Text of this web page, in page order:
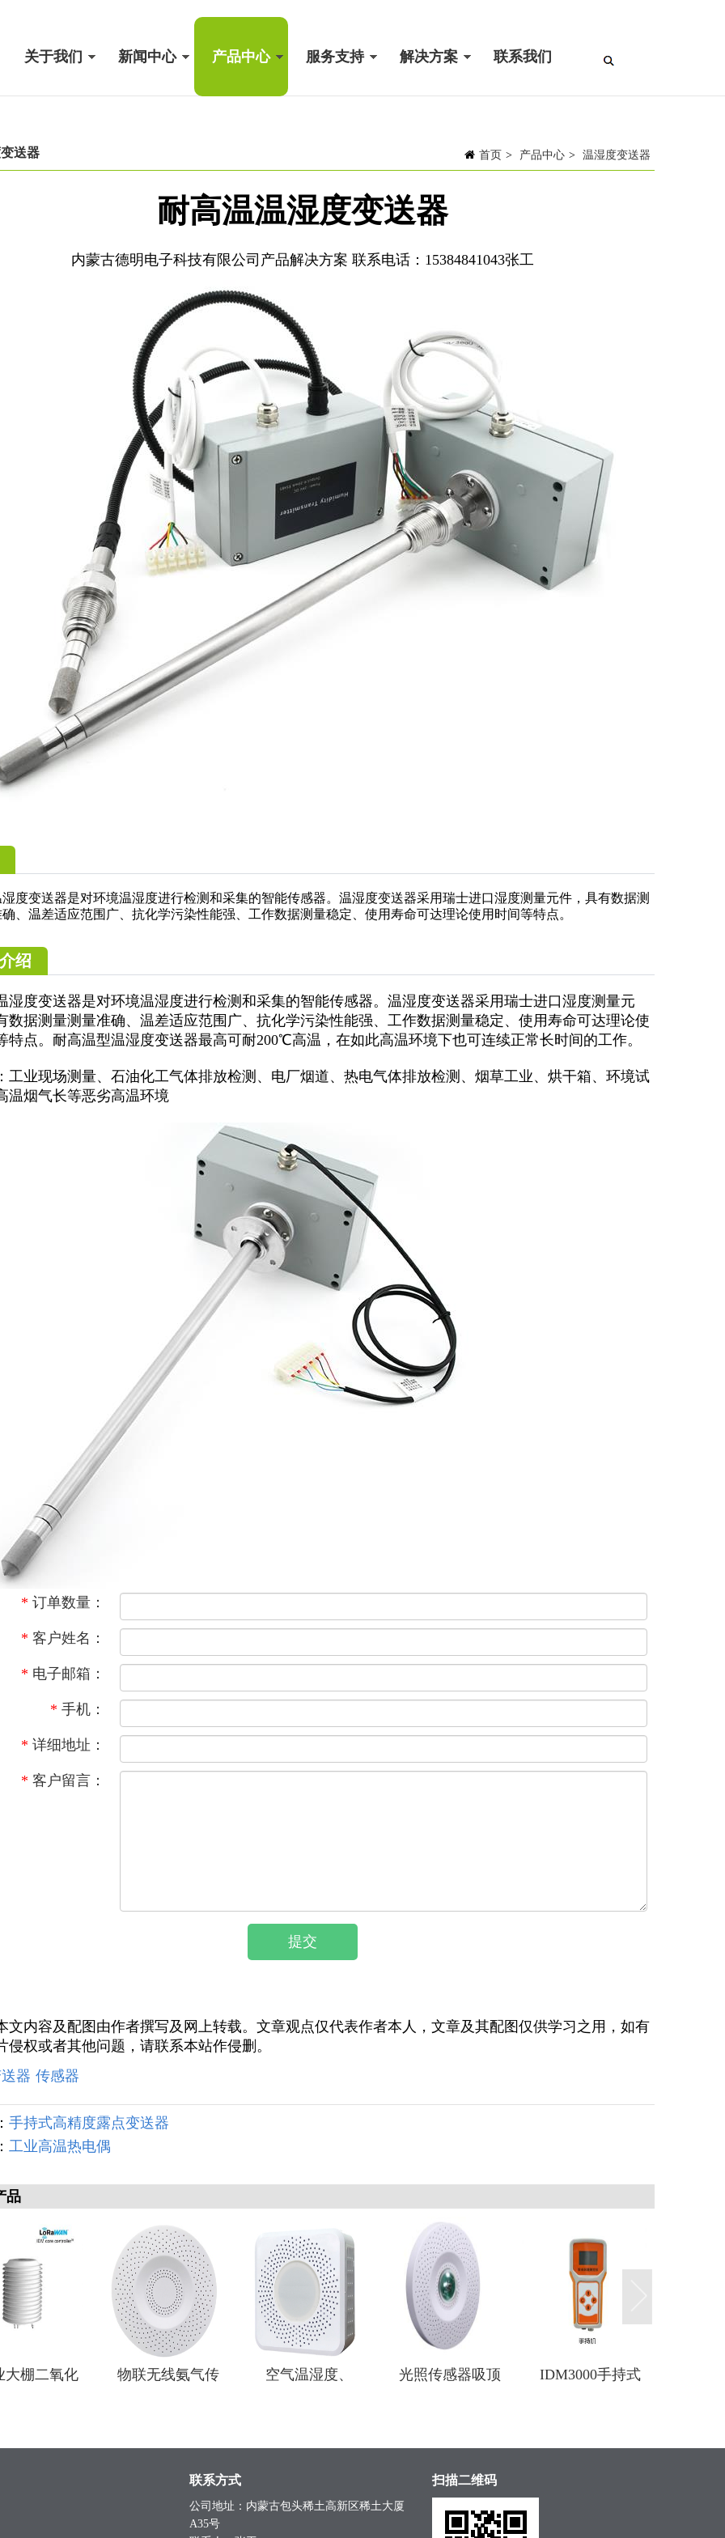
关于我们 新闻中心 产品中心 服务支持 解决方案 联系我们
首页 > 产品中心 > 温湿度变送器
送器
耐高温温湿度变送器
内蒙古德明电子科技有限公司产品解决方案 联系电话：15384841043张工
度变送器是对环境温湿度进行检测和采集的智能传感器。温湿度变送器采用瑞士进口湿度测量元件，具有数据测
、温差适应范围广、抗化学污染性能强、工作数据测量稳定、使用寿命可达理论使用时间等特点。
绍
湿度变送器是对环境温湿度进行检测和采集的智能传感器。温湿度变送器采用瑞士进口湿度测量元
数据测量测量准确、温差适应范围广、抗化学污染性能强、工作数据测量稳定、使用寿命可达理论使
特点。耐高温型温湿度变送器最高可耐200℃高温，在如此高温环境下也可连续正常长时间的工作。
工业现场测量、石油化工气体排放检测、电厂烟道、热电气体排放检测、烟草工业、烘干箱、环境试
温烟气长等恶劣高温环境
* 订单数量：
* 客户姓名：
* 电子邮箱：
* 手机：
* 详细地址：
* 客户留言：
文内容及配图由作者撰写及网上转载。文章观点仅代表作者本人，文章及其配图仅供学习之用，如有
侵权或者其他问题，请联系本站作侵删。
器 传感器
手持式高精度露点变送器
工业高温热电偶
品
线氨气传
空气温湿度、
测仪
光照传感器吸顶
IDM3000手持式
手持式高精度露
传
联系方式
公司地址：内蒙古包头稀土高新区稀土大厦
A35号
扫描二维码